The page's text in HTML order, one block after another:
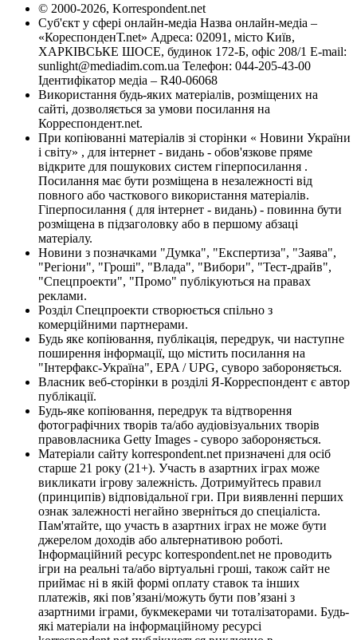
© 2000-2026, Korrespondent.net
Суб'єкт у сфері онлайн-медіа Назва онлайн-медіа –
«КореспонденТ.net» Адреса: 02091, місто Київ,
ХАРКІВСЬКЕ ШОСЕ, будинок 172-Б, офіс 208/1 E-mail:
sunlight@mediadim.com.ua Телефон: 044-205-43-00
Ідентифікатор медіа – R40-06068
Використання будь-яких матеріалів, розміщених на
сайті, дозволяється за умови посилання на
Корреспондент.net.
При копіюванні матеріалів зі сторінки « Новини України
і світу» , для інтернет - видань - обов'язкове пряме
відкрите для пошукових систем гіперпосилання .
Посилання має бути розміщена в незалежності від
повного або часткового використання матеріалів.
Гіперпосилання ( для інтернет - видань) - повинна бути
розміщена в підзаголовку або в першому абзаці
матеріалу.
Новини з позначками "Думка", "Експертиза", "Заява",
"Регіони", "Гроші", "Влада", "Вибори", "Тест-драйв",
"Спецпроекти", "Промо" публікуються на правах
реклами.
Розділ Спецпроекти створюється спільно з
комерційними партнерами.
Будь яке копіювання, публікація, передрук, чи наступне
поширення інформації, що містить посилання на
"Інтерфакс-Україна", EPA / UPG, суворо забороняється.
Власник веб-сторінки в розділі Я-Корреспондент є автор
публікації.
Будь-яке копіювання, передрук та відтворення
фотографічних творів та/або аудіовізуальних творів
правовласника Getty Images - суворо забороняється.
Матеріали сайту korrespondent.net призначені для осіб
старше 21 року (21+). Участь в азартних іграх може
викликати ігрову залежність. Дотримуйтесь правил
(принципів) відповідальної гри. При виявленні перших
ознак залежності негайно зверніться до спеціаліста.
Пам'ятайте, що участь в азартних іграх не може бути
джерелом доходів або альтернативою роботі.
Інформаційний ресурс korrespondent.net не проводить
ігри на реальні та/або віртуальні гроші, також сайт не
приймає ні в якій формі оплату ставок та інших
платежів, які пов’язані/можуть бути пов’язані з
азартними іграми, букмекерами чи тоталізаторами. Будь-
які матеріали на інформаційному ресурсі